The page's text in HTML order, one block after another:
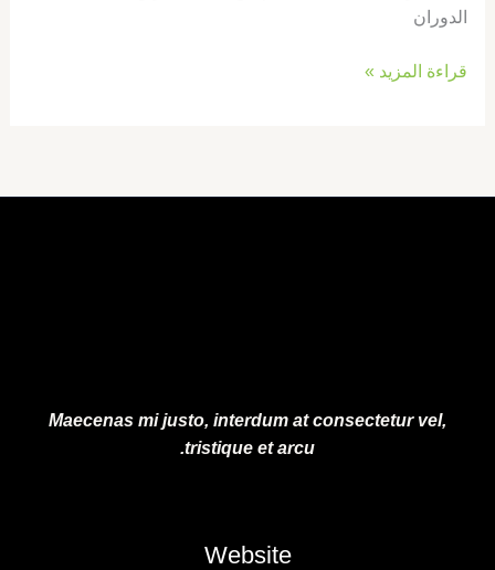
الدوران
قراءة المزيد »
Maecenas mi justo, interdum at consectetur vel,
tristique et arcu.
Website